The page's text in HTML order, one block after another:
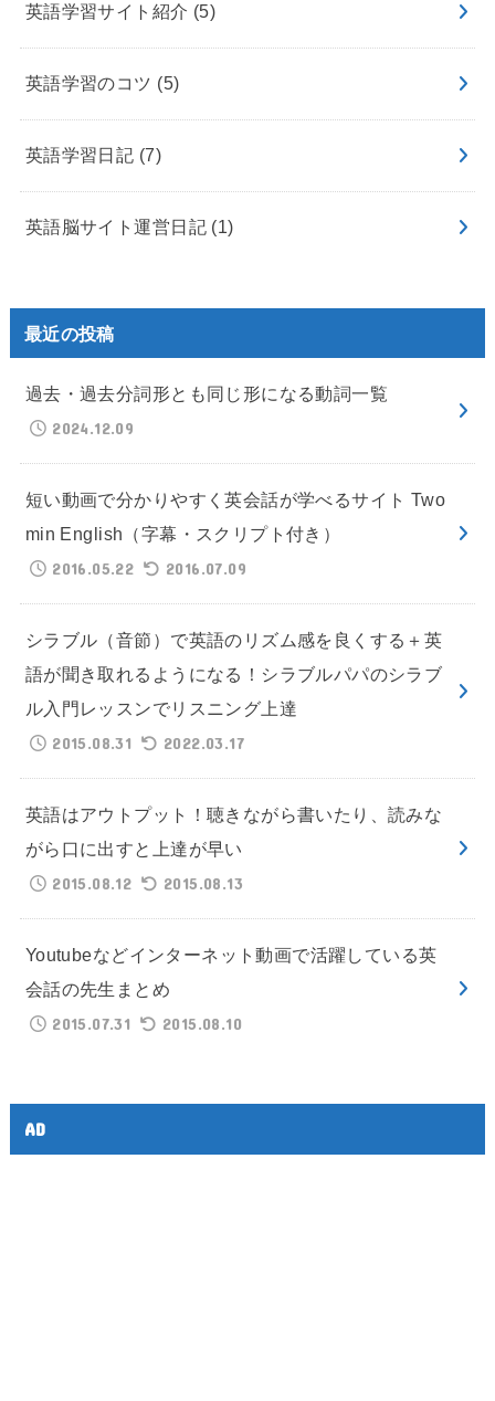
英語学習サイト紹介 (5)
英語学習のコツ (5)
英語学習日記 (7)
英語脳サイト運営日記 (1)
最近の投稿
過去・過去分詞形とも同じ形になる動詞一覧
2024.12.09
短い動画で分かりやすく英会話が学べるサイト Two
min English（字幕・スクリプト付き）
2016.05.22
2016.07.09
シラブル（音節）で英語のリズム感を良くする＋英
語が聞き取れるようになる！シラブルパパのシラブ
ル入門レッスンでリスニング上達
2015.08.31
2022.03.17
英語はアウトプット！聴きながら書いたり、読みな
がら口に出すと上達が早い
2015.08.12
2015.08.13
Youtubeなどインターネット動画で活躍している英
会話の先生まとめ
2015.07.31
2015.08.10
AD